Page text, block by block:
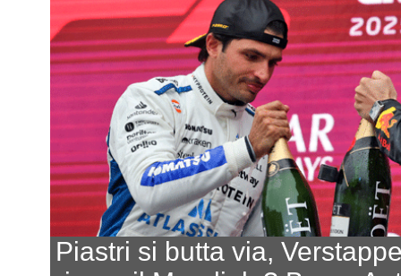
Piastri si butta via,